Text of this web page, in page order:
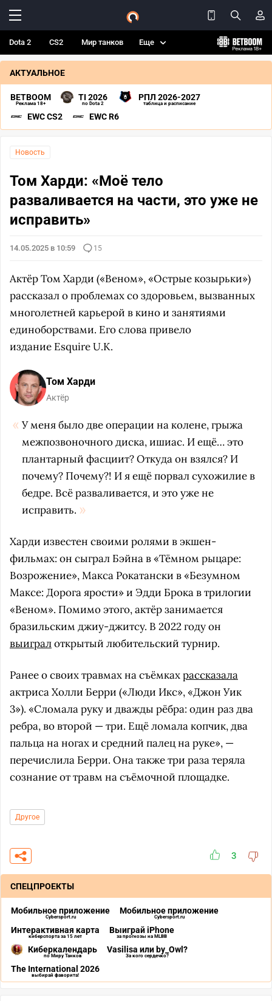
Dota 2 CS2 Мир танков Еще
АКТУАЛЬНОЕ
BETBOOM
Реклама 18+
TI 2026
по Dota 2
РПЛ 2026-2027
таблица и расписание
EWC CS2 EWC R6
Новость
Том Харди: «Моё тело
разваливается на части, это уже не
исправить»
14.05.2025 в 10:59 15
Актёр Том Харди («Веном», «Острые козырьки»)
рассказал о проблемах со здоровьем, вызванных
многолетней карьерой в кино и занятиями
единоборствами. Его слова привело
издание Esquire U.K.
Том Харди
Актёр
У меня было две операции на колене, грыжа
межпозвоночного диска, ишиас. И ещё… это
плантарный фасциит? Откуда он взялся? И
почему? Почему?! И я ещё порвал сухожилие в
бедре. Всё разваливается, и это уже не
исправить.
Харди известен своими ролями в экшен-
фильмах: он сыграл Бэйна в «Тёмном рыцаре:
Возрожение», Макса Рокатански в «Безумном
Максе: Дорога ярости» и Эдди Брока в трилогии
«Веном». Помимо этого, актёр занимается
бразильским джиу-джитсу. В 2022 году он
выигралоткрытый любительский турнир.
Ранее о своих травмах на съёмкахрассказала
актриса Холли Берри («Люди Икс», «Джон Уик
3»). «Сломала руку и дважды рёбра: один раз два
ребра, во второй — три. Ещё ломала копчик, два
пальца на ногах и средний палец на руке», —
перечислила Берри. Она также три раза теряла
сознание от травм на съёмочной площадке.
Другое
3
СПЕЦПРОЕКТЫ
Мобильное приложение
Cybersport.ru
Мобильное приложение
Cybersport.ru
Интерактивная карта
киберспорта за 15 лет
Выиграй iPhone
за прогнозы на MLBB
Киберкалендарь
по Миру Танков
Vasilisa или by_Owl?
За кого сердечко?
The International 2026
выбирай фаворита!